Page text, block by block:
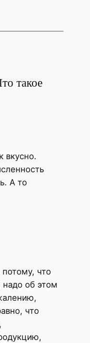
такое
вкусно.
А то
что
надо об этом
что